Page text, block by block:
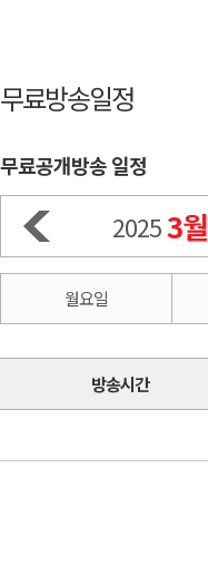
무료방송일정
무료공개방송 일정
20253월
월요일
방송시간